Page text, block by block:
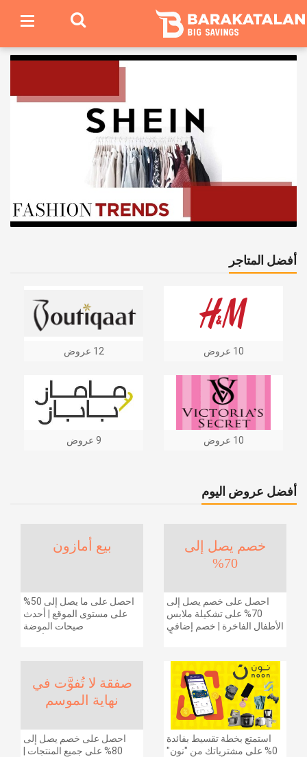
أفضل المتاجر
12 عروض 10 عروض
9 عروض 10 عروض
أفضل عروض اليوم
بيع أمازون
احصل على ما يصل إلى 50%
على مستوى الموقع | أحدث
صيحات الموضة
خصم يصل إلى
70%
احصل على خصم يصل إلى
70% على تشكيلة ملابس
الأطفال الفاخرة | خصم إضافي
صفقة لا تُفوَّت في
نهاية الموسم
احصل على خصم يصل إلى
80% على جميع المنتجات |
استمتع بخطة تقسيط بفائدة
0% على مشترياتك من "نون"